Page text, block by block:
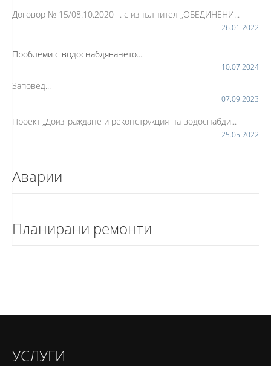
Договор № 15/08.10.2020 г. с изпълнител „ОБЕДИНЕНИ...
26.01.2022
Проблеми с водоснабдяването...
10.07.2024
Заповед...
07.09.2023
Проект „Доизграждане и реконструкция на водоснабди...
25.05.2022
Аварии
Планирани ремонти
УСЛУГИ